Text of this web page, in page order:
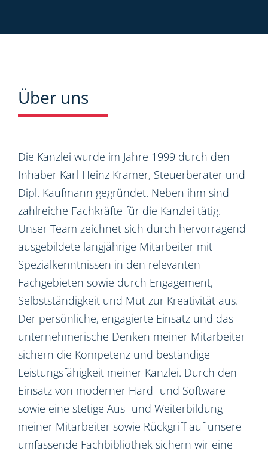
Über uns
Die Kanzlei wurde im Jahre 1999 durch den
Inhaber Karl-Heinz Kramer, Steuerberater und
Dipl. Kaufmann gegründet. Neben ihm sind
zahlreiche Fachkräfte für die Kanzlei tätig.
Unser Team zeichnet sich durch hervorragend
ausgebildete langjährige Mitarbeiter mit
Spezialkenntnissen in den relevanten
Fachgebieten sowie durch Engagement,
Selbstständigkeit und Mut zur Kreativität aus.
Der persönliche, engagierte Einsatz und das
unternehmerische Denken meiner Mitarbeiter
sichern die Kompetenz und beständige
Leistungsfähigkeit meiner Kanzlei. Durch den
Einsatz von moderner Hard- und Software
sowie eine stetige Aus- und Weiterbildung
meiner Mitarbeiter sowie Rückgriff auf unsere
umfassende Fachbibliothek sichern wir eine